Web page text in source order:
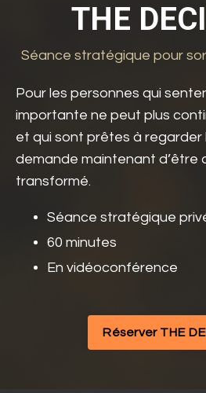
THE
Séance stratégique pour
Pour les personnes qui
importante ne peut plus
et qui sont prêtes à
demande maintenant d’être
transformé.
Séance stratégique
60 minutes
En vidéoconférence
Réserver THE